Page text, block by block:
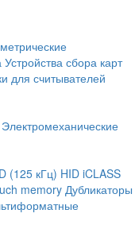
Устройства сбора карт
для считывателей
Электромеханические
(125 кГц) HID iCLASS
memory Дубликаторы